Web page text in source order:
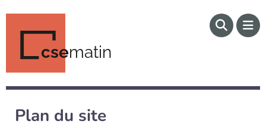
csematin
Plan du site